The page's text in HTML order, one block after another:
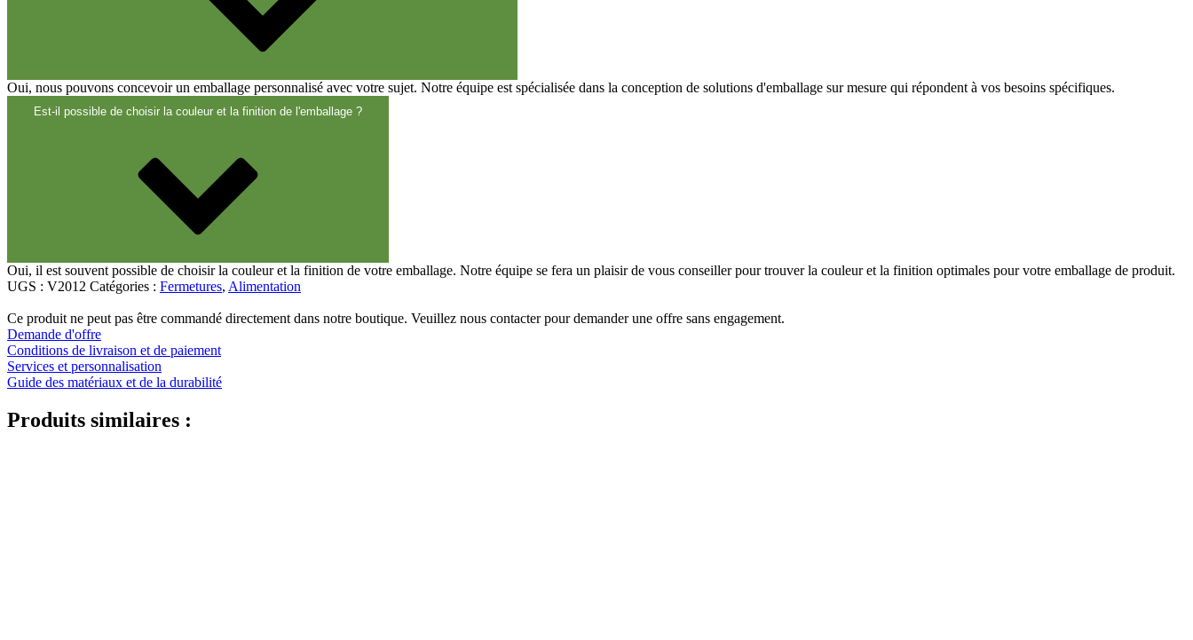
Oui, nous pouvons concevoir un emballage personnalisé avec votre sujet. Notre équipe est spécialisée dans la conception de solutions d'emballage sur mesure qui répondent à vos besoins spécifiques.
Est-il possible de choisir la couleur et la finition de l'emballage ?
Oui, il est souvent possible de choisir la couleur et la finition de votre emballage. Notre équipe se fera un plaisir de vous conseiller pour trouver la couleur et la finition optimales pour votre emballage de produit.
UGS : V2012 Catégories : Fermetures, Alimentation
Ce produit ne peut pas être commandé directement dans notre boutique. Veuillez nous contacter pour demander une offre sans engagement.
Demande d'offre
Conditions de livraison et de paiement
Services et personnalisation
Guide des matériaux et de la durabilité
Produits similaires :